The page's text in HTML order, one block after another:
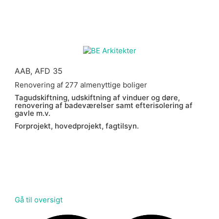
AAB, AFD 35
Renovering af 277 almenyttige boliger
Tagudskiftning, udskiftning af vinduer og døre,
renovering af badeværelser samt efterisolering af
gavle m.v.
Forprojekt, hovedprojekt, fagtilsyn.
Gå til oversigt